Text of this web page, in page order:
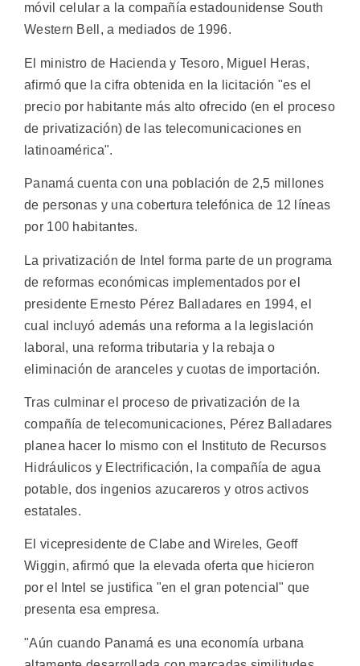
móvil celular a la compañía estadounidense South
Western Bell, a mediados de 1996.
El ministro de Hacienda y Tesoro, Miguel Heras,
afirmó que la cifra obtenida en la licitación "es el
precio por habitante más alto ofrecido (en el proceso
de privatización) de las telecomunicaciones en
latinoamérica".
Panamá cuenta con una población de 2,5 millones
de personas y una cobertura telefónica de 12 líneas
por 100 habitantes.
La privatización de Intel forma parte de un programa
de reformas económicas implementados por el
presidente Ernesto Pérez Balladares en 1994, el
cual incluyó además una reforma a la legislación
laboral, una reforma tributaria y la rebaja o
eliminación de aranceles y cuotas de importación.
Tras culminar el proceso de privatización de la
compañía de telecomunicaciones, Pérez Balladares
planea hacer lo mismo con el Instituto de Recursos
Hidráulicos y Electrificación, la compañía de agua
potable, dos ingenios azucareros y otros activos
estatales.
El vicepresidente de Clabe and Wireles, Geoff
Wiggin, afirmó que la elevada oferta que hicieron
por el Intel se justifica "en el gran potencial" que
presenta esa empresa.
"Aún cuando Panamá es una economía urbana